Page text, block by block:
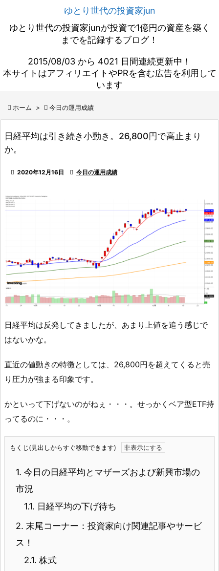
ゆとり世代の投資家jun
ゆとり世代の投資家junが投資で1億円の資産を築く
までを記録するブログ！
2015/08/03 から 4021 日間連続更新中！
本サイトはアフィリエイトやPRを含む広告を利用して
います
 ホーム >  今日の運用成績
日経平均は引き続き小動き。26,800円で高止まり
か。
 2020年12月16日  今日の運用成績
日経平均は反発してきましたが、あまり上値を追う感じで
はないかな。
直近の値動きの特徴としては、26,800円を超えてくると売
り圧力が強まる印象です。
かといって下げないのがねぇ・・・。せっかくベア型ETF持
ってるのに・・・。
もくじ(見出しからすぐ移動できます)
1. 今日の日経平均とマザーズおよび新興市場の
市況
1.1. 日経平均の下げ待ち
2. 末尾コーナー：投資家向け関連記事やサービ
ス！
2.1. 株式